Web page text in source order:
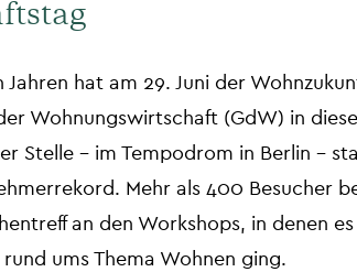
hat am 29. Juni der
Wohnungswirtschaft (GdW) in
Stelle – im Tempodrom in Berlin –
Mehr als 400 Besucher
an den Workshops, in denen
ums Thema Wohnen ging.